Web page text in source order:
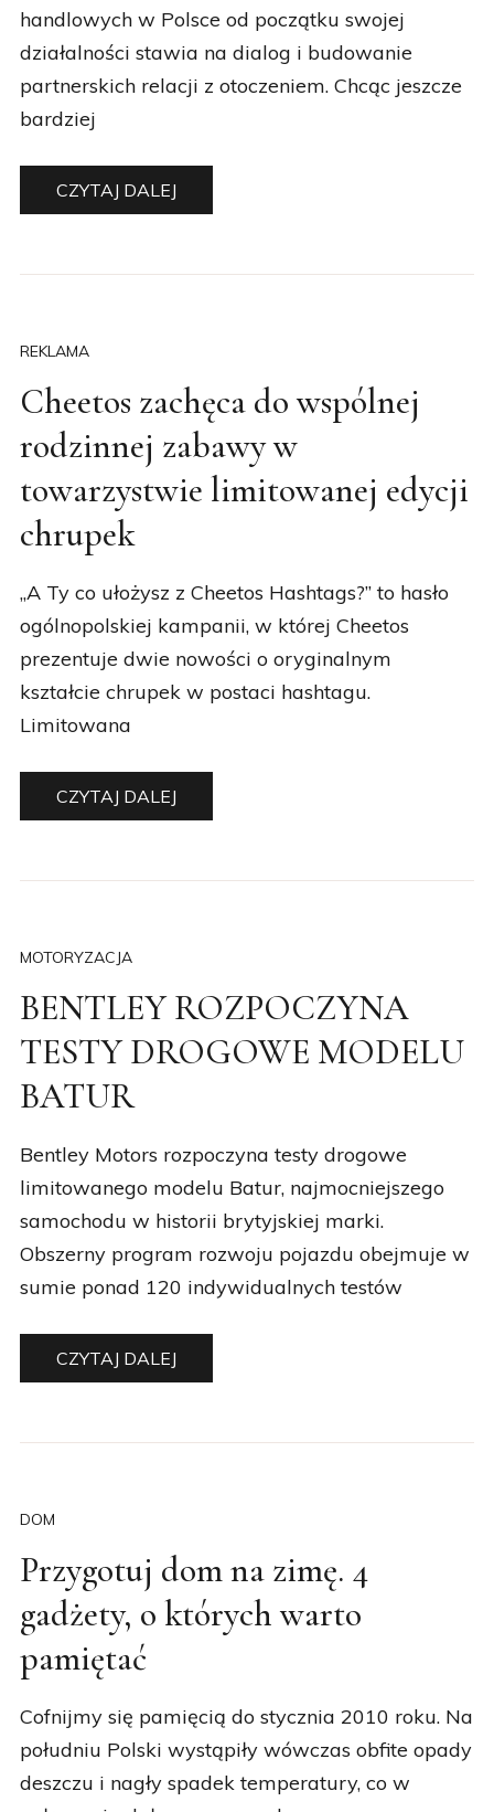
działalności stawia na dialog i budowanie
partnerskich relacji z otoczeniem. Chcąc jeszcze
bardziej
Cheetos zachęca do wspólnej
rodzinnej zabawy w
towarzystwie limitowanej edycji
chrupek
„A Ty co ułożysz z Cheetos Hashtags?” to hasło
ogólnopolskiej kampanii, w której Cheetos
prezentuje dwie nowości o oryginalnym
kształcie chrupek w postaci hashtagu.
Limitowana
BENTLEY ROZPOCZYNA
TESTY DROGOWE MODELU
BATUR
Bentley Motors rozpoczyna testy drogowe
limitowanego modelu Batur, najmocniejszego
samochodu w historii brytyjskiej marki.
Obszerny program rozwoju pojazdu obejmuje w
sumie ponad 120 indywidualnych testów
Przygotuj dom na zimę. 4
gadżety, o których warto
pamiętać
Cofnijmy się pamięcią do stycznia 2010 roku. Na
południu Polski wystąpiły wówczas obfite opady
deszczu i nagły spadek temperatury, co w
połączeniu dało marznący deszcz,